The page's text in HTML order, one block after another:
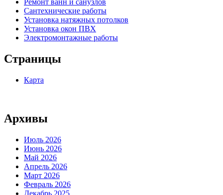
Ремонт ванн и санузлов
Сантехнические работы
Установка натяжных потолков
Установка окон ПВХ
Электромонтажные работы
Страницы
Карта
Архивы
Июль 2026
Июнь 2026
Май 2026
Апрель 2026
Март 2026
Февраль 2026
Декабрь 2025